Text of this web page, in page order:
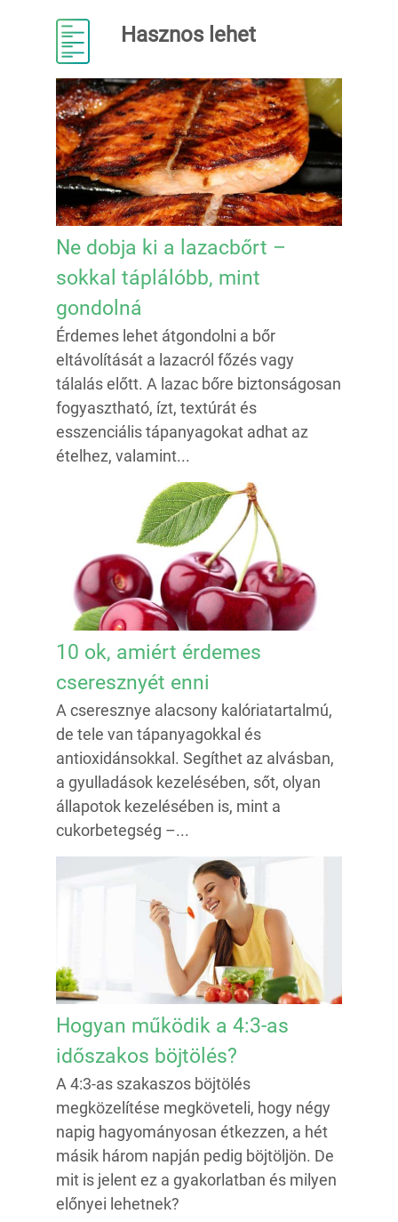
Hasznos lehet
Ne dobja ki a lazacbőrt –
sokkal táplálóbb, mint
gondolná
Érdemes lehet átgondolni a bőr
eltávolítását a lazacról főzés vagy
tálalás előtt. A lazac bőre biztonságosan
fogyasztható, ízt, textúrát és
esszenciális tápanyagokat adhat az
ételhez, valamint...
10 ok, amiért érdemes
cseresznyét enni
A cseresznye alacsony kalóriatartalmú,
de tele van tápanyagokkal és
antioxidánsokkal. Segíthet az alvásban,
a gyulladások kezelésében, sőt, olyan
állapotok kezelésében is, mint a
cukorbetegség –...
Hogyan működik a 4:3-as
időszakos böjtölés?
A 4:3-as szakaszos böjtölés
megközelítése megköveteli, hogy négy
napig hagyományosan étkezzen, a hét
másik három napján pedig böjtöljön. De
mit is jelent ez a gyakorlatban és milyen
előnyei lehetnek?